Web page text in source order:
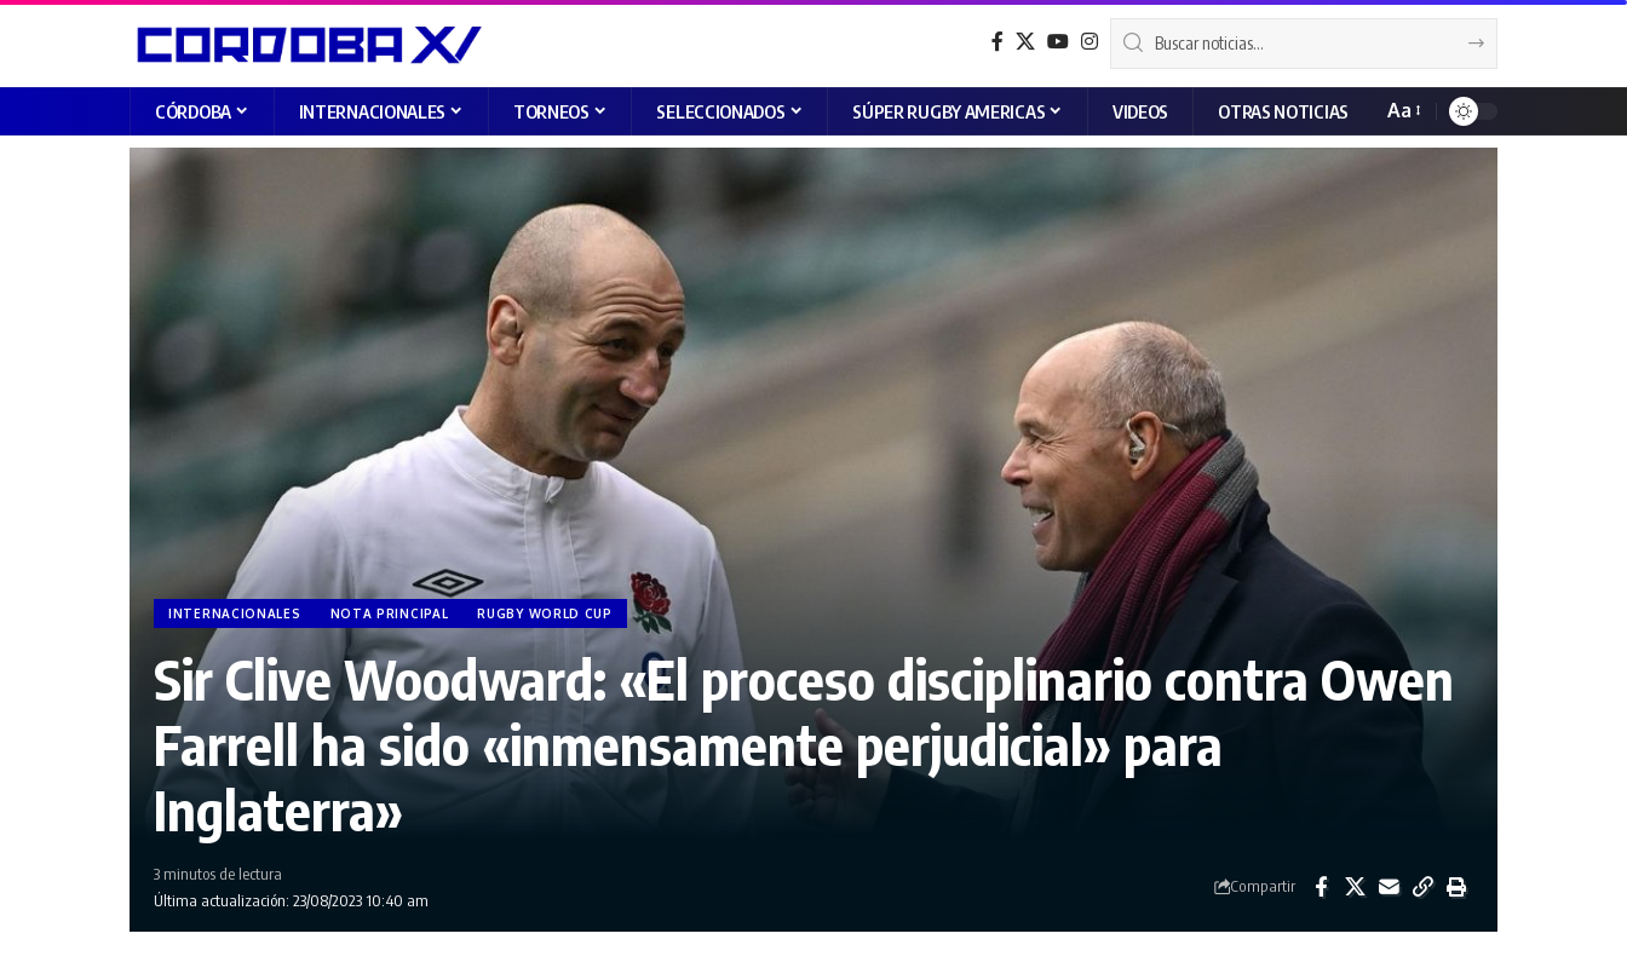
CÓRDOBA INTERNACIONALES TORNEOS SELECCIONADOS SÚPER RUGBY AMERICAS VIDEOS OTRAS NOTICIAS Aa
INTERNACIONALES NOTA PRINCIPAL RUGBY WORLD CUP
Sir Clive Woodward: «El proceso disciplinario contra Owen
Farrell ha sido «inmensamente perjudicial» para
Inglaterra»
Última actualización: 23/08/2023 10:40 am
3 minutos de lectura
Compartir